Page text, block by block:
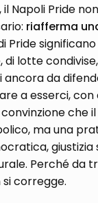
il Napoli Pride
riafferma
Pride
di lotte
da
a esserci, con
che
ma una
giustizia
Perché da
corregge.